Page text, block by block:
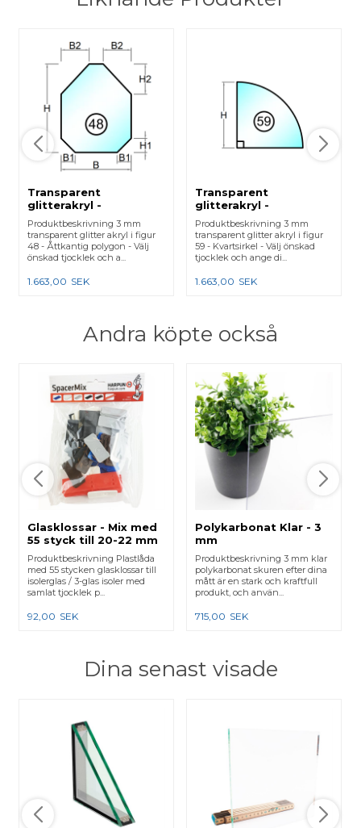
Transparent
glitterakryl -
Laserskuren - Figur 48
Produktbeskrivning 3 mm
transparent glitter akryl i figur
48 - Åttkantig polygon - Välj
önskad tjocklek och a...
1.663,00 SEK
Transparent
glitterakryl -
Laserskuren - Figur 59
Produktbeskrivning 3 mm
transparent glitter akryl i figur
59 - Kvartsirkel - Välj önskad
tjocklek och ange di...
1.663,00 SEK
Andra köpte också
Glasklossar - Mix med
55 styck till 20-22 mm
glas
Produktbeskrivning Plastlåda
med 55 stycken glasklossar till
isolerglas / 3-glas isoler med
samlat tjocklek p...
92,00 SEK
Polykarbonat Klar - 3
mm
Produktbeskrivning 3 mm klar
polykarbonat skuren efter dina
mått är en stark och kraftfull
produkt, och använ...
715,00 SEK
Dina senast visade